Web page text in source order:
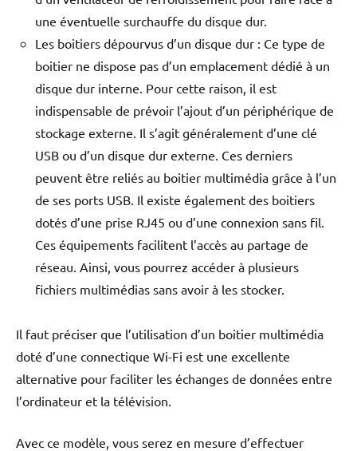
une éventuelle surchauffe du disque dur.
Les boitiers dépourvus d’un disque dur : Ce type de
boitier ne dispose pas d’un emplacement dédié à un
disque dur interne. Pour cette raison, il est
indispensable de prévoir l’ajout d’un périphérique de
stockage externe. Il s’agit généralement d’une clé
USB ou d’un disque dur externe. Ces derniers
peuvent être reliés au boitier multimédia grâce à l’un
de ses ports USB. Il existe également des boitiers
dotés d’une prise RJ45 ou d’une connexion sans fil.
Ces équipements facilitent l’accès au partage de
réseau. Ainsi, vous pourrez accéder à plusieurs
fichiers multimédias sans avoir à les stocker.
Il faut préciser que l’utilisation d’un boitier multimédia
doté d’une connectique Wi-Fi est une excellente
alternative pour faciliter les échanges de données entre
l’ordinateur et la télévision.
Avec ce modèle, vous serez en mesure d’effectuer